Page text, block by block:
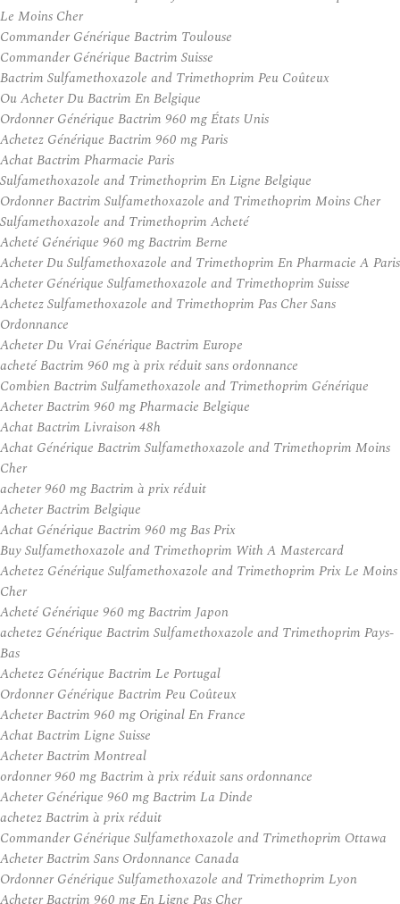
Le Moins Cher
Commander Générique Bactrim Toulouse
Commander Générique Bactrim Suisse
Bactrim Sulfamethoxazole and Trimethoprim Peu Coûteux
Ou Acheter Du Bactrim En Belgique
Ordonner Générique Bactrim 960 mg États Unis
Achetez Générique Bactrim 960 mg Paris
Achat Bactrim Pharmacie Paris
Sulfamethoxazole and Trimethoprim En Ligne Belgique
Ordonner Bactrim Sulfamethoxazole and Trimethoprim Moins Cher
Sulfamethoxazole and Trimethoprim Acheté
Acheté Générique 960 mg Bactrim Berne
Acheter Du Sulfamethoxazole and Trimethoprim En Pharmacie A Paris
Acheter Générique Sulfamethoxazole and Trimethoprim Suisse
Achetez Sulfamethoxazole and Trimethoprim Pas Cher Sans
Ordonnance
Acheter Du Vrai Générique Bactrim Europe
acheté Bactrim 960 mg à prix réduit sans ordonnance
Combien Bactrim Sulfamethoxazole and Trimethoprim Générique
Acheter Bactrim 960 mg Pharmacie Belgique
Achat Bactrim Livraison 48h
Achat Générique Bactrim Sulfamethoxazole and Trimethoprim Moins
Cher
acheter 960 mg Bactrim à prix réduit
Acheter Bactrim Belgique
Achat Générique Bactrim 960 mg Bas Prix
Buy Sulfamethoxazole and Trimethoprim With A Mastercard
Achetez Générique Sulfamethoxazole and Trimethoprim Prix Le Moins
Cher
Acheté Générique 960 mg Bactrim Japon
achetez Générique Bactrim Sulfamethoxazole and Trimethoprim Pays-
Bas
Achetez Générique Bactrim Le Portugal
Ordonner Générique Bactrim Peu Coûteux
Acheter Bactrim 960 mg Original En France
Achat Bactrim Ligne Suisse
Acheter Bactrim Montreal
ordonner 960 mg Bactrim à prix réduit sans ordonnance
Acheter Générique 960 mg Bactrim La Dinde
achetez Bactrim à prix réduit
Commander Générique Sulfamethoxazole and Trimethoprim Ottawa
Acheter Bactrim Sans Ordonnance Canada
Ordonner Générique Sulfamethoxazole and Trimethoprim Lyon